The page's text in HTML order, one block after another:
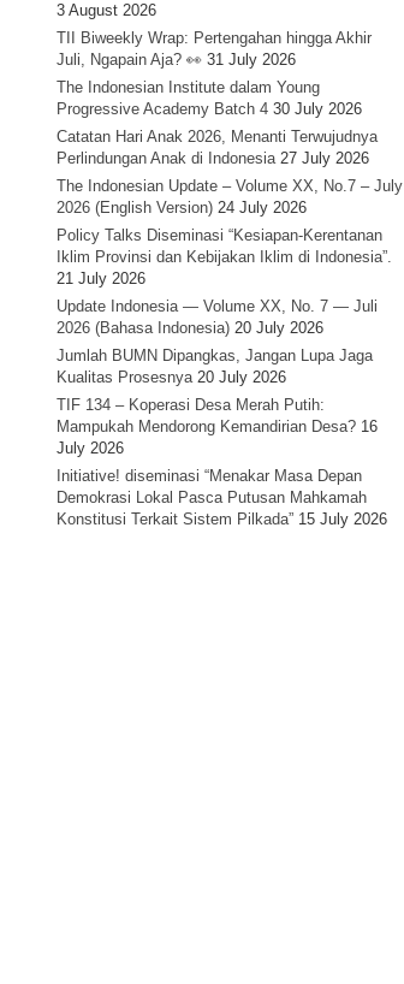
3 August 2026
TII Biweekly Wrap: Pertengahan hingga Akhir
Juli, Ngapain Aja? 👀 31 July 2026
The Indonesian Institute dalam Young
Progressive Academy Batch 4 30 July 2026
Catatan Hari Anak 2026, Menanti Terwujudnya
Perlindungan Anak di Indonesia 27 July 2026
The Indonesian Update – Volume XX, No.7 – July
2026 (English Version) 24 July 2026
Policy Talks Diseminasi “Kesiapan-Kerentanan
Iklim Provinsi dan Kebijakan Iklim di Indonesia”.
21 July 2026
Update Indonesia — Volume XX, No. 7 — Juli
2026 (Bahasa Indonesia) 20 July 2026
Jumlah BUMN Dipangkas, Jangan Lupa Jaga
Kualitas Prosesnya 20 July 2026
TIF 134 – Koperasi Desa Merah Putih:
Mampukah Mendorong Kemandirian Desa? 16
July 2026
Initiative! diseminasi “Menakar Masa Depan
Demokrasi Lokal Pasca Putusan Mahkamah
Konstitusi Terkait Sistem Pilkada” 15 July 2026